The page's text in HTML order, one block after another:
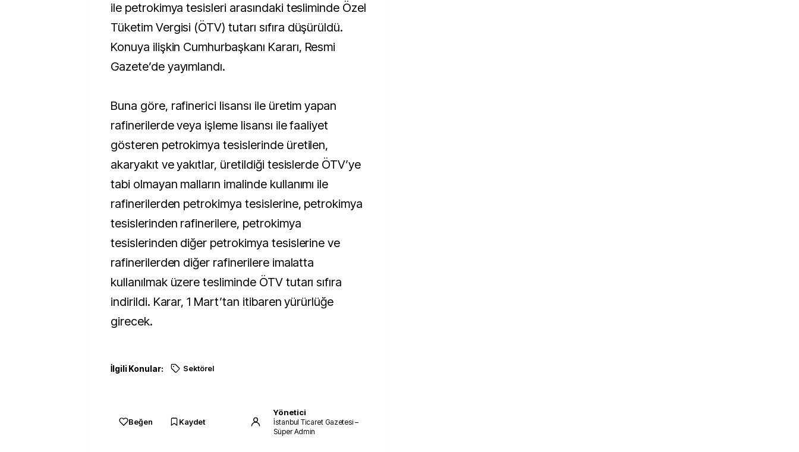
ile petrokimya tesisleri arasındaki tesliminde Özel
Tüketim Vergisi (ÖTV) tutarı sıfıra düşürüldü.
Konuya ilişkin Cumhurbaşkanı Kararı, Resmi
Gazete’de yayımlandı.
Buna göre, rafinerici lisansı ile üretim yapan
rafinerilerde veya işleme lisansı ile faaliyet
gösteren petrokimya tesislerinde üretilen,
akaryakıt ve yakıtlar, üretildiği tesislerde ÖTV’ye
tabi olmayan malların imalinde kullanımı ile
rafinerilerden petrokimya tesislerine, petrokimya
tesislerinden rafinerilere, petrokimya
tesislerinden diğer petrokimya tesislerine ve
rafinerilerden diğer rafinerilere imalatta
kullanılmak üzere tesliminde ÖTV tutarı sıfıra
indirildi. Karar, 1 Mart’tan itibaren yürürlüğe
girecek.
İlgili Konular: Sektörel
Beğen Kaydet
Yönetici
İstanbul Ticaret Gazetesi –
Süper Admin